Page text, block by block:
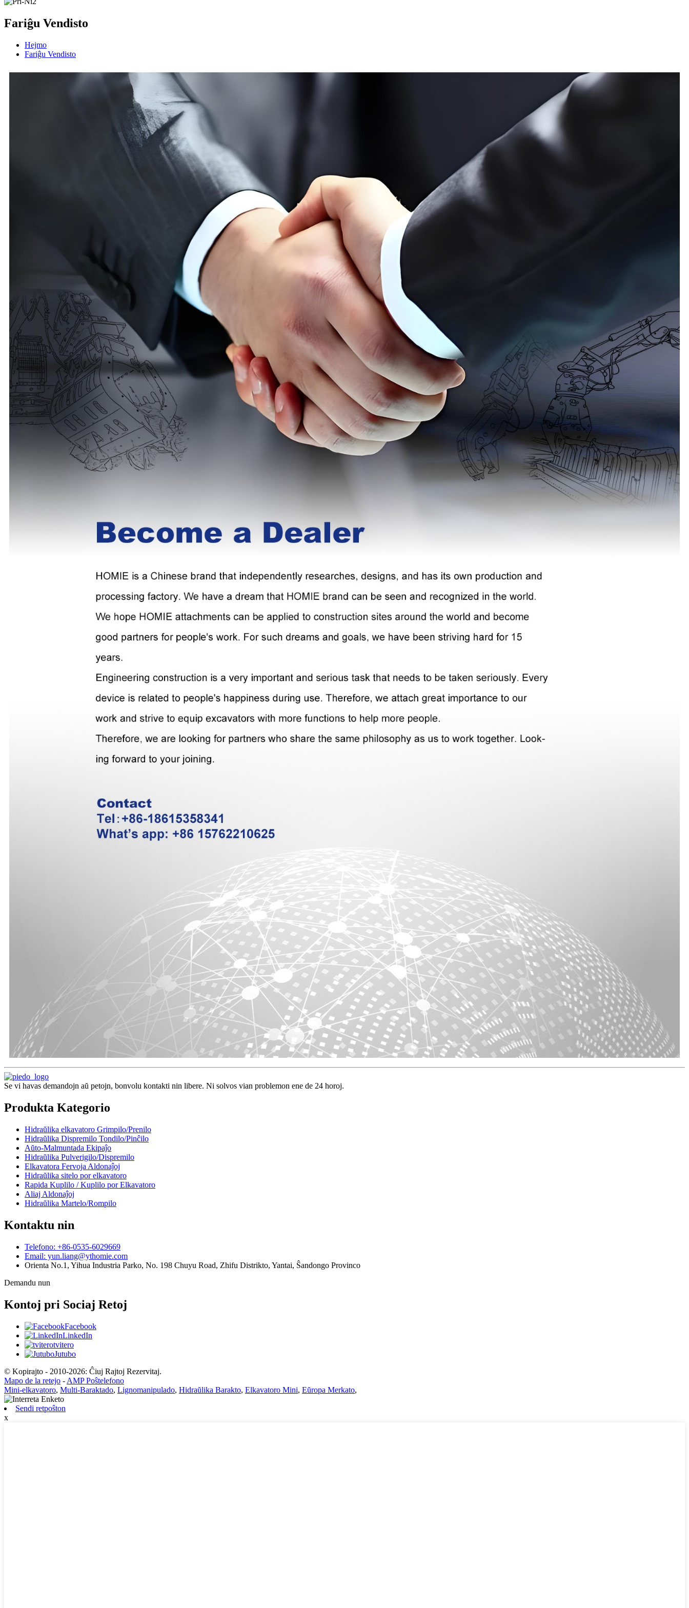
Fariĝu Vendisto
Hejmo
Fariĝu Vendisto
Se vi havas demandojn aŭ petojn, bonvolu kontakti nin libere. Ni solvos vian problemon ene de 24 horoj.
Produkta Kategorio
Hidraŭlika elkavatoro Grimpilo/Prenilo
Hidraŭlika Dispremilo Tondilo/Pinĉilo
Aŭto-Malmuntada Ekipaĵo
Hidraŭlika Pulverigilo/Dispremilo
Elkavatora Fervoja Aldonaĵoj
Hidraŭlika sitelo por elkavatoro
Rapida Kuplilo / Kuplilo por Elkavatoro
Aliaj Aldonaĵoj
Hidraŭlika Martelo/Rompilo
Kontaktu nin
Telefono: +86-0535-6029669
Email: yun.liang@ythomie.com
Orienta No.1, Yihua Industria Parko, No. 198 Chuyu Road, Zhifu Distrikto, Yantai, Ŝandongo Provinco
Demandu nun
Kontoj pri Sociaj Retoj
Facebook
LinkedIn
tvitero
Jutubo
© Kopirajto - 2010-2026: Ĉiuj Rajtoj Rezervitaj.
Mapo de la retejo - AMP Poŝtelefono
Mini-elkavatoro, Multi-Baraktado, Lignomanipulado, Hidraŭlika Barakto, Elkavatoro Mini, Eŭropa Merkato,
Sendi retpoŝton
x